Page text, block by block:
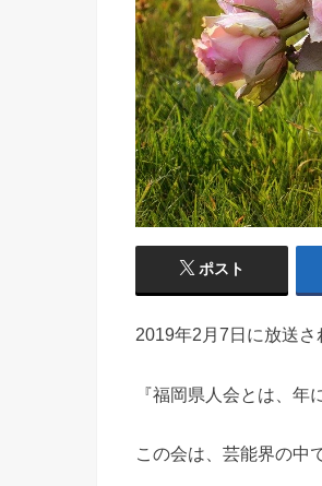
ポスト
2019年2月7日に放送
『福岡県人会とは、
この会は、芸能界の中